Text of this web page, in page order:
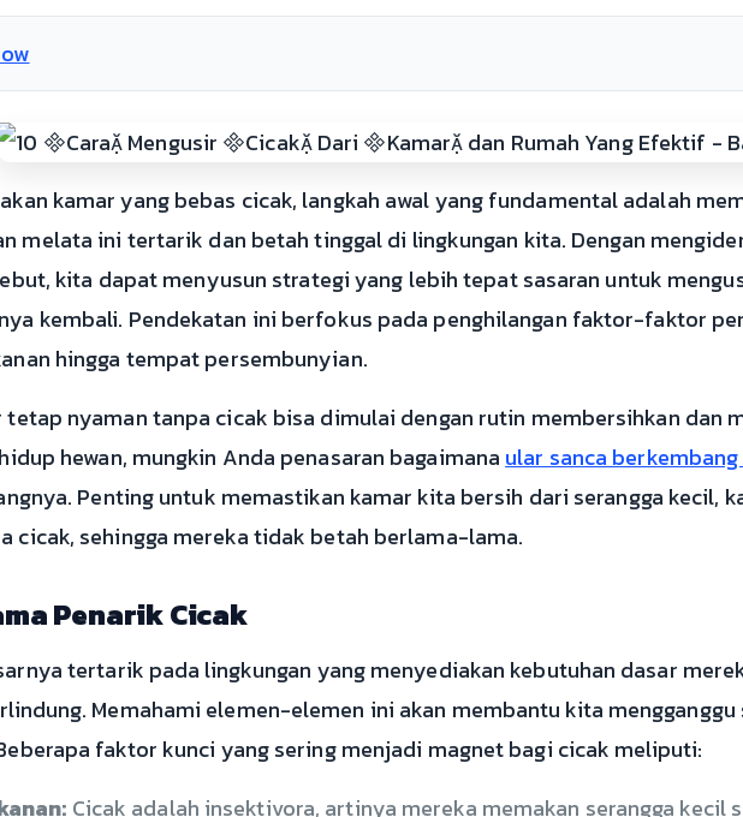
kamar yang bebas cicak, langkah awal yang fundamental adalah
melata ini tertarik dan betah tinggal di lingkungan kita. Dengan
kita dapat menyusun strategi yang lebih tepat sasaran untuk
kembali. Pendekatan ini berfokus pada penghilangan faktor-faktor
hingga tempat persembunyian.
tetap nyaman tanpa cicak bisa dimulai dengan rutin membersihkan dan
hewan, mungkin Anda penasaran bagaimana ular sanca
Penting untuk memastikan kamar kita bersih dari serangga kecil,
cicak, sehingga mereka tidak betah berlama-lama.
Penarik Cicak
tertarik pada lingkungan yang menyediakan kebutuhan dasar
Memahami elemen-elemen ini akan membantu kita
faktor kunci yang sering menjadi magnet bagi cicak meliputi:
Cicak adalah insektivora, artinya mereka memakan serangga kecil